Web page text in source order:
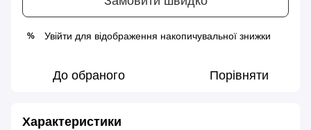
% Увійти для відображення накопичувальної знижки
До обраного Порівняти
Характеристики